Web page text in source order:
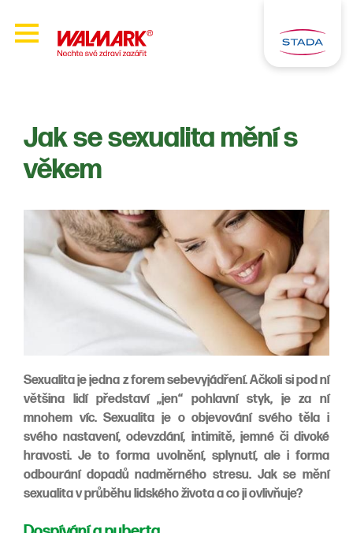
Jak se sexualita mění s
věkem
Sexualita je jedna z forem sebevyjádření. Ačkoli si pod ní
většina lidí představí „jen“ pohlavní styk, je za ní
mnohem víc. Sexualita je o objevování svého těla i
svého nastavení, odevzdání, intimitě, jemné či divoké
hravosti. Je to forma uvolnění, splynutí, ale i forma
odbourání dopadů nadměrného stresu. Jak se mění
sexualita v průběhu lidského života a co ji ovlivňuje?